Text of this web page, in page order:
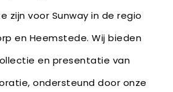
zijn voor Sunway in de regio
en Heemstede. Wij bieden
en presentatie van
ondersteund door onze